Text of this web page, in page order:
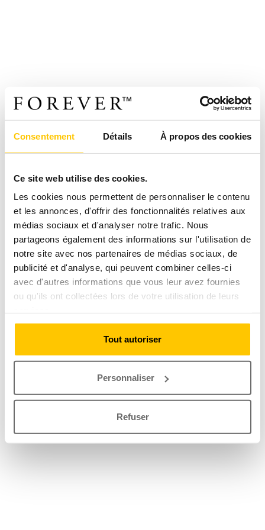
Consentement Détails À propos des cookies
Ce site web utilise des cookies.
Les cookies nous permettent de personnaliser le contenu
et les annonces, d'offrir des fonctionnalités relatives aux
médias sociaux et d'analyser notre trafic. Nous
partageons également des informations sur l'utilisation de
notre site avec nos partenaires de médias sociaux, de
publicité et d'analyse, qui peuvent combiner celles-ci
avec d'autres informations que vous leur avez fournies
ou qu'ils ont collectées lors de votre utilisation de leurs
Tout autoriser
Personnaliser
Refuser